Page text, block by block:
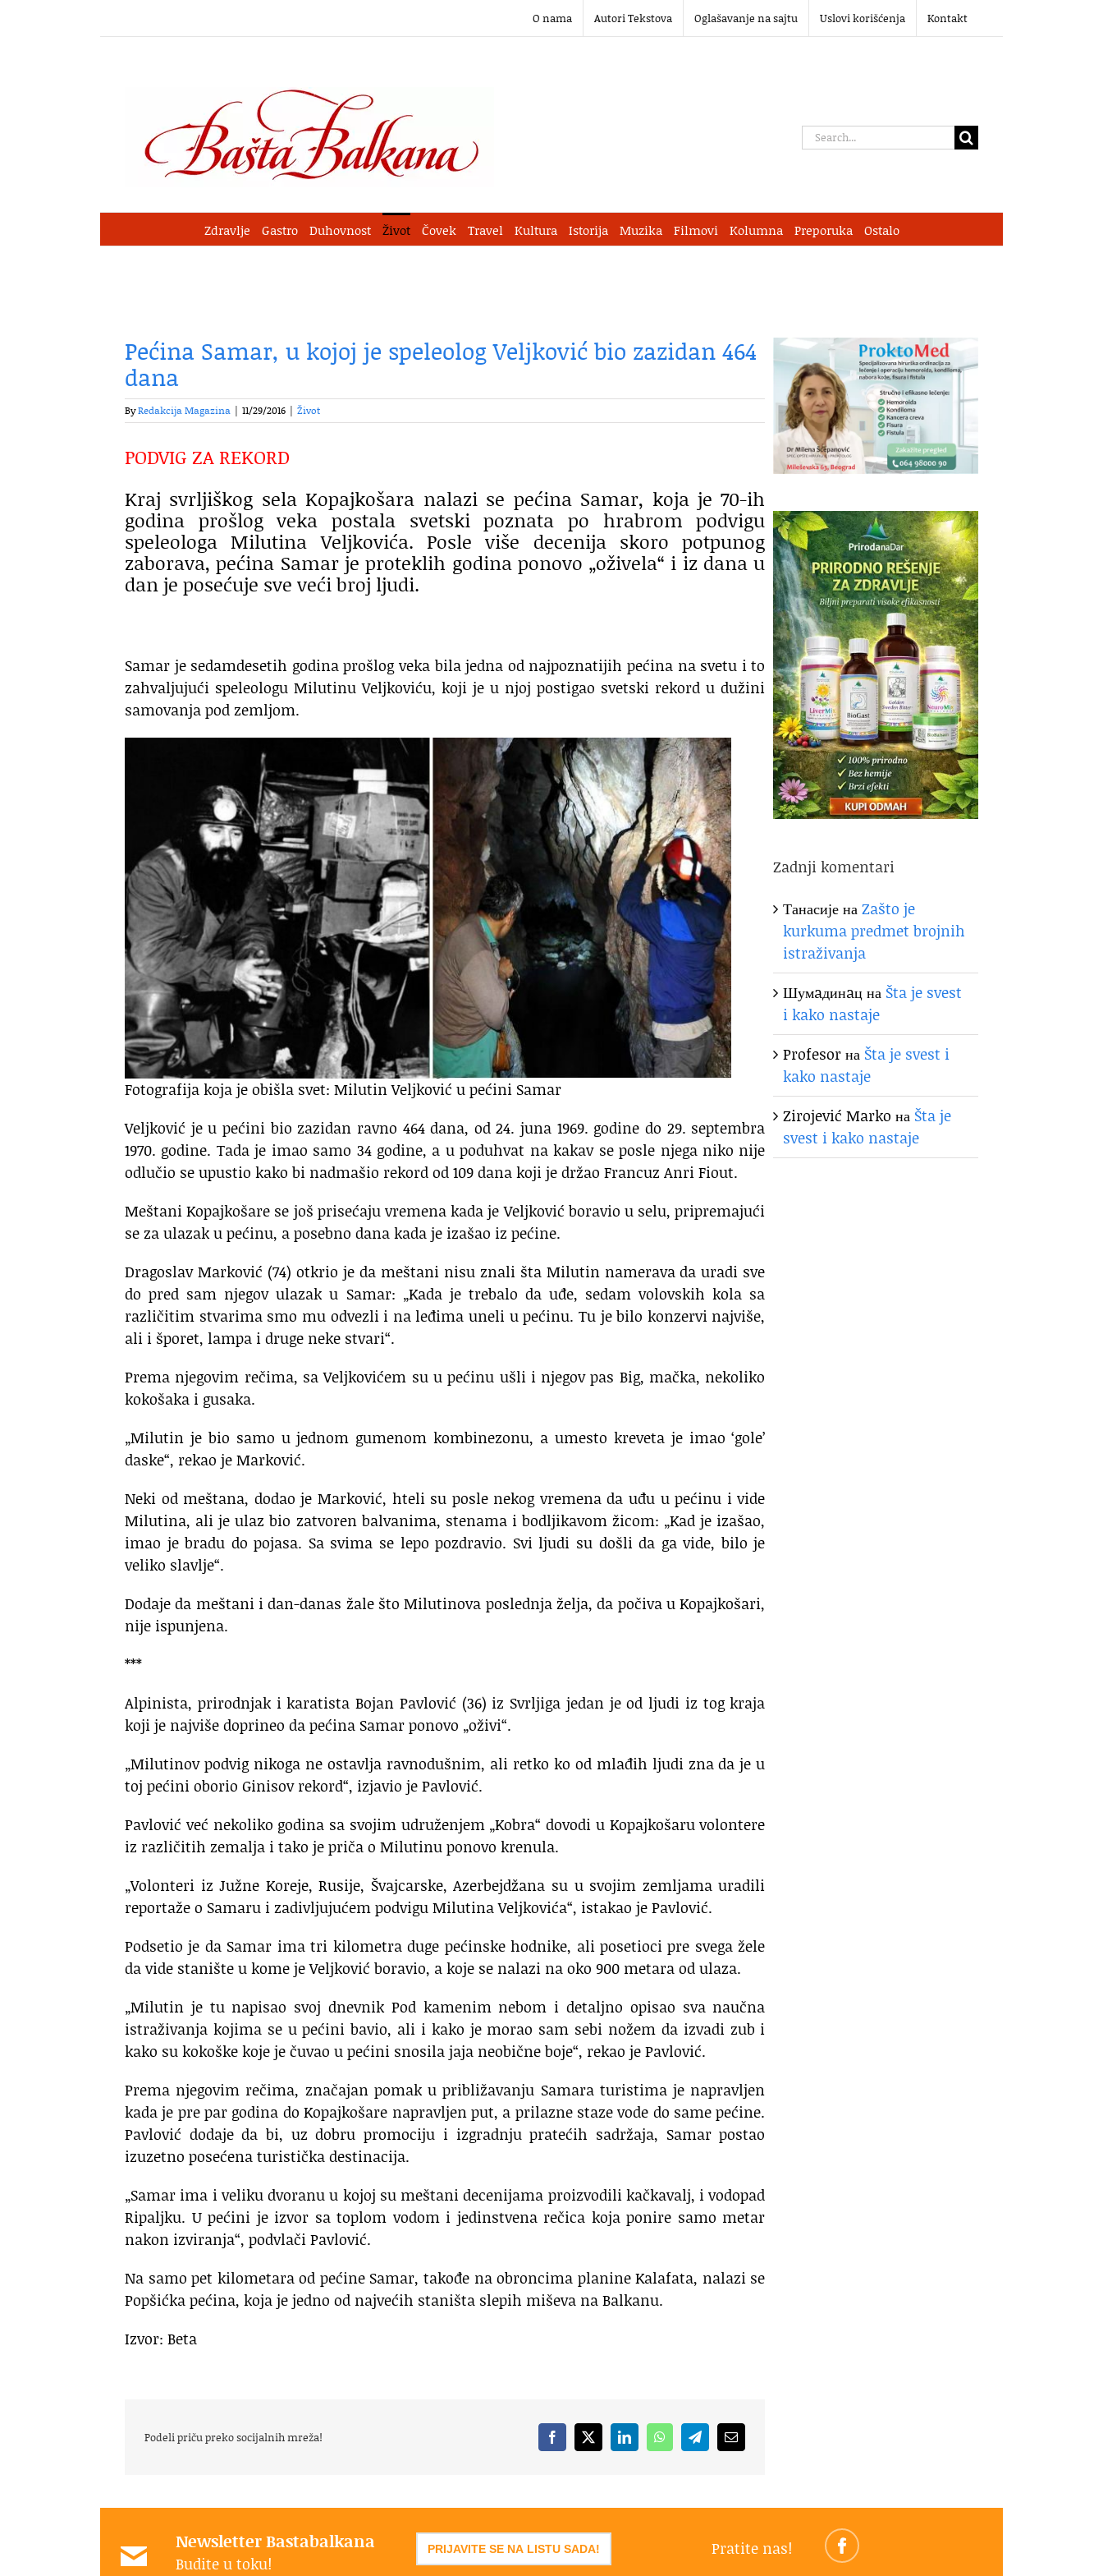
O nama Autori Tekstova Oglašavanje na sajtu Uslovi korišćenja Kontakt
Search
Zdravlje Gastro Duhovnost Život Čovek Travel Kultura Istorija Muzika Filmovi Kolumna Preporuka Ostalo
Pećina Samar, u kojoj je speleolog Veljković bio zazidan 464
dana
ByRedakcija Magazina | 11/29/2016 | Život
PODVIG ZA REKORD
Kraj svrljiškog sela Kopajkošara nalazi se pećina Samar, koja je 70-ih
godina prošlog veka postala svetski poznata po hrabrom podvigu
speleologa Milutina Veljkovića. Posle više decenija skoro potpunog
zaborava, pećina Samar je proteklih godina ponovo „oživela“ i iz dana u
dan je posećuje sve veći broj ljudi.
Samar je sedamdesetih godina prošlog veka bila jedna od najpoznatijih pećina na svetu i to
zahvaljujući speleologu Milutinu Veljkoviću, koji je u njoj postigao svetski rekord u dužini
samovanja pod zemljom.
Fotografija koja je obišla svet: Milutin Veljković u pećini Samar
Veljković je u pećini bio zazidan ravno 464 dana, od 24. juna 1969. godine do 29. septembra
1970. godine. Tada je imao samo 34 godine, a u poduhvat na kakav se posle njega niko nije
odlučio se upustio kako bi nadmašio rekord od 109 dana koji je držao Francuz Anri Fiout.
Meštani Kopajkošare se još prisećaju vremena kada je Veljković boravio u selu, pripremajući
se za ulazak u pećinu, a posebno dana kada je izašao iz pećine.
Dragoslav Marković (74) otkrio je da meštani nisu znali šta Milutin namerava da uradi sve
do pred sam njegov ulazak u Samar: „Kada je trebalo da uđe, sedam volovskih kola sa
različitim stvarima smo mu odvezli i na leđima uneli u pećinu. Tu je bilo konzervi najviše,
ali i šporet, lampa i druge neke stvari“.
Prema njegovim rečima, sa Veljkovićem su u pećinu ušli i njegov pas Big, mačka, nekoliko
kokošaka i gusaka.
„Milutin je bio samo u jednom gumenom kombinezonu, a umesto kreveta je imao ‘gole’
daske“, rekao je Marković.
Neki od meštana, dodao je Marković, hteli su posle nekog vremena da uđu u pećinu i vide
Milutina, ali je ulaz bio zatvoren balvanima, stenama i bodljikavom žicom: „Kad je izašao,
imao je bradu do pojasa. Sa svima se lepo pozdravio. Svi ljudi su došli da ga vide, bilo je
veliko slavlje“.
Dodaje da meštani i dan-danas žale što Milutinova poslednja želja, da počiva u Kopajkošari,
nije ispunjena.
***
Alpinista, prirodnjak i karatista Bojan Pavlović (36) iz Svrljiga jedan je od ljudi iz tog kraja
koji je najviše doprineo da pećina Samar ponovo „oživi“.
„Milutinov podvig nikoga ne ostavlja ravnodušnim, ali retko ko od mlađih ljudi zna da je u
toj pećini oborio Ginisov rekord“, izjavio je Pavlović.
Pavlović već nekoliko godina sa svojim udruženjem „Kobra“ dovodi u Kopajkošaru volontere
iz različitih zemalja i tako je priča o Milutinu ponovo krenula.
„Volonteri iz Južne Koreje, Rusije, Švajcarske, Azerbejdžana su u svojim zemljama uradili
reportaže o Samaru i zadivljujućem podvigu Milutina Veljkovića“, istakao je Pavlović.
Podsetio je da Samar ima tri kilometra duge pećinske hodnike, ali posetioci pre svega žele
da vide stanište u kome je Veljković boravio, a koje se nalazi na oko 900 metara od ulaza.
„Milutin je tu napisao svoj dnevnik Pod kamenim nebom i detaljno opisao sva naučna
istraživanja kojima se u pećini bavio, ali i kako je morao sam sebi nožem da izvadi zub i
kako su kokoške koje je čuvao u pećini snosila jaja neobične boje“, rekao je Pavlović.
Prema njegovim rečima, značajan pomak u približavanju Samara turistima je napravljen
kada je pre par godina do Kopajkošare napravljen put, a prilazne staze vode do same pećine.
Pavlović dodaje da bi, uz dobru promociju i izgradnju pratećih sadržaja, Samar postao
izuzetno posećena turistička destinacija.
„Samar ima i veliku dvoranu u kojoj su meštani decenijama proizvodili kačkavalj, i vodopad
Ripaljku. U pećini je izvor sa toplom vodom i jedinstvena rečica koja ponire samo metar
nakon izviranja“, podvlači Pavlović.
Na samo pet kilometara od pećine Samar, takođe na obroncima planine Kalafata, nalazi se
Popšićka pećina, koja je jedno od najvećih staništa slepih miševa na Balkanu.
Izvor: Beta
Podeli priču preko socijalnih mreža! Facebook
X LinkedInWhatsAppTelegramEmail
Zadnji komentari
ТанасијенаZašto je
kurkuma predmet brojnih
istraživanja
Шумaдинaцна Šta je svest
i kako nastaje
Profesorна Šta je svest i
kako nastaje
Zirojević Marko на Šta je
svest i kako nastaje
Newsletter Bastabalkana
Budite u toku!
PRIJAVITE SE NA LISTU SADA! Pratite nas!